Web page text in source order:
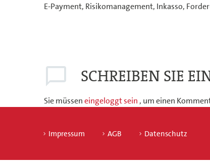
E-Payment, Risikomanagement, Inkasso,
SCHREIBEN SIE
Sie müsseneingeloggt sein , um einen
Impressum AGB Datenschutz